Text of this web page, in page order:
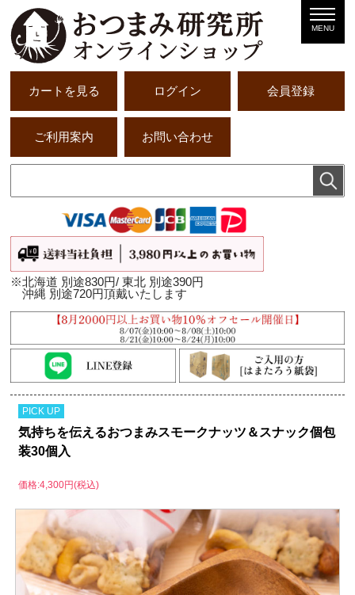
MENU
カートを見る ログイン 会員登録
ご利用案内 お問い合わせ
※北海道 別途830円/ 東北 別途390円
沖縄 別途720円頂戴いたします
PICK UP
気持ちを伝えるおつまみスモークナッツ＆スナック個包
装30個入
価格:4,300円(税込)